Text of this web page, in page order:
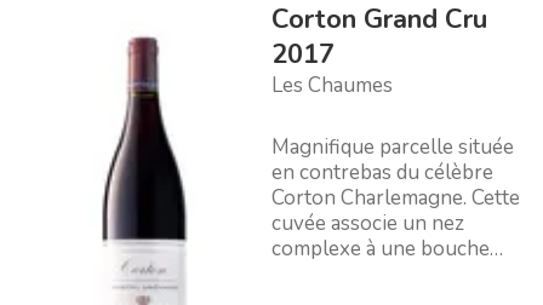
Corton Grand Cru
2017
Les Chaumes
Magnifique parcelle située
en contrebas du célèbre
Corton Charlemagne. Cette
cuvée associe un nez
complexe à une bouche